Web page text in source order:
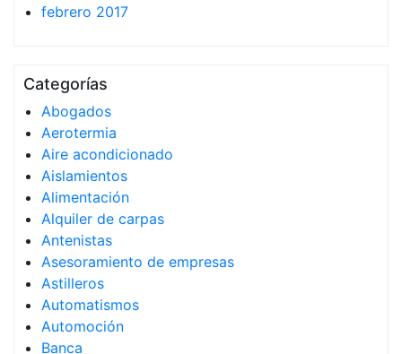
febrero 2017
Categorías
Abogados
Aerotermia
Aire acondicionado
Aislamientos
Alimentación
Alquiler de carpas
Antenistas
Asesoramiento de empresas
Astilleros
Automatismos
Automoción
Banca